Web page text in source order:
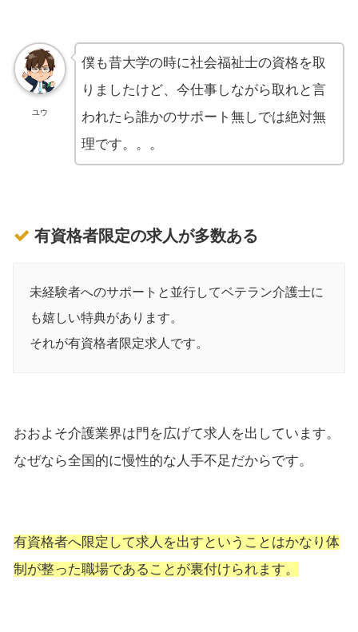
ユウ
僕も昔大学の時に社会福祉士の資格を取
りましたけど、今仕事しながら取れと言
われたら誰かのサポート無しでは絶対無
理です。。。
有資格者限定の求人が多数ある
未経験者へのサポートと並行してベテラン介護士に
も嬉しい特典があります。
それが有資格者限定求人です。
おおよそ介護業界は門を広げて求人を出しています。
なぜなら全国的に慢性的な人手不足だからです。
有資格者へ限定して求人を出すということはかなり体
制が整った職場であることが裏付けられます。